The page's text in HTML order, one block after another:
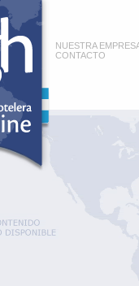
NUESTRA
CONTACTO